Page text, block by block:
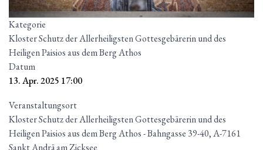
Kategorie
Kloster Schutz der Allerheiligsten Gottesgebärerin und des
Heiligen Paisios aus dem Berg Athos
Datum
13. Apr. 2025 17:00
Veranstaltungsort
Kloster Schutz der Allerheiligsten Gottesgebärerin und des
Heiligen Paisios aus dem Berg Athos - Bahngasse 39-40, A-7161
Sankt Andrä am Zicksee